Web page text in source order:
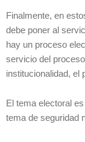
Finalmente, en
debe poner al
hay un proceso
servicio del
institucionalidad, el
El tema electoral
tema de seguridad